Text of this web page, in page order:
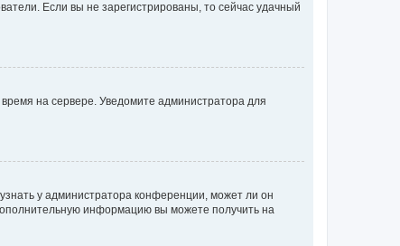
Если вы не зарегистрированы, то сейчас удачный
на сервере. Уведомите администратора для
у администратора конференции, может ли он
информацию вы можете получить на